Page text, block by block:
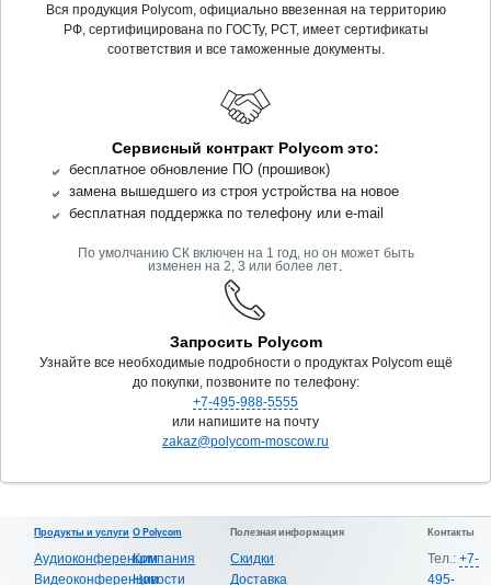
Вся продукция Polycom, официально ввезенная на территорию
РФ, сертифицирована по ГОСТу, РСТ, имеет сертификаты
соответствия и все таможенные документы.
Сервисный контракт Polycom это:
бесплатное обновление ПО (прошивок)
замена вышедшего из строя устройства на новое
бесплатная поддержка по телефону или e-mail
По умолчанию СК включен на 1 год, но он может быть
изменен на 2, 3 или более лет.
Запросить Polycom
Узнайте все необходимые подробности о продуктах Polycom ещё
до покупки, позвоните по телефону:
+7-495-988-5555
или напишите на почту
zakaz@polycom-moscow.ru
Продукты и услуги
Аудиоконференции
Видеоконференции
О Polycom
Компания
Новости
Полезная информация
Скидки
Доставка
Контакты
Тел.: +7-
495-